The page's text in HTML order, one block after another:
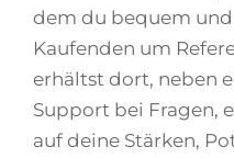
dem du bequem
Kaufenden um
erhältst dort, neben
Support bei Fragen,
auf deine Stärken,